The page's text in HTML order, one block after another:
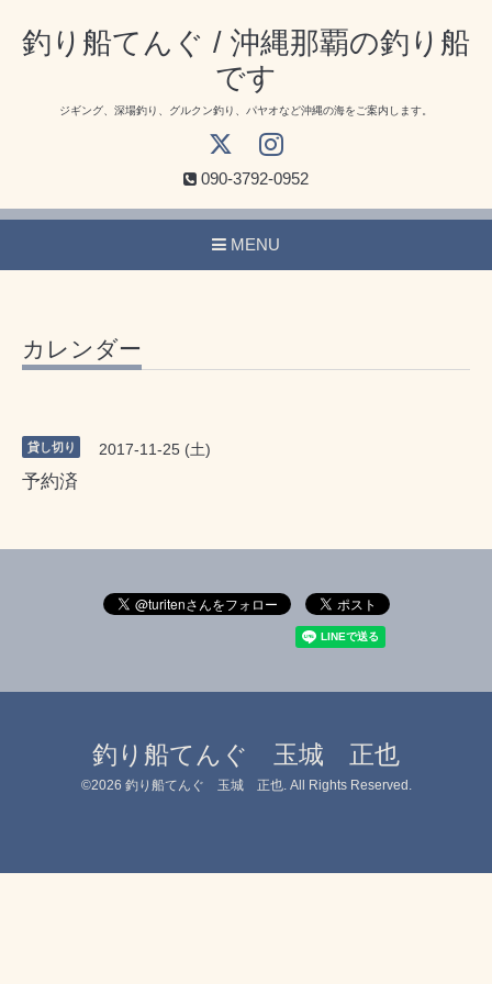
釣り船てんぐ / 沖縄那覇の釣り船
です
ジギング、深場釣り、グルクン釣り、パヤオなど沖縄の海をご案内します。
090-3792-0952
MENU
カレンダー
貸し切り 2017-11-25 (土)
予約済
釣り船てんぐ 玉城 正也
©2026 釣り船てんぐ 玉城 正也. All Rights Reserved.